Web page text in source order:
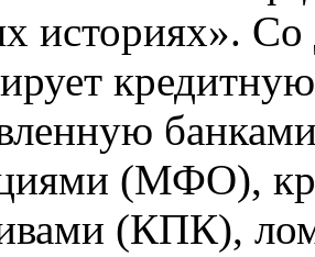
историях».
(МФО),
(КПК),